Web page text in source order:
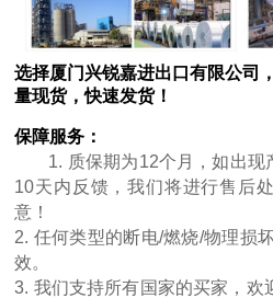
选择厦门兴锐嘉进出口有限公司
量现货，快速发货！
保障服务：
1. 质保期为12个月，如出
10天内反馈，我们将进行售后
意！
2. 任何类型的断电/燃烧/物理损
效。
3. 我们支持所有国家的买家，欢